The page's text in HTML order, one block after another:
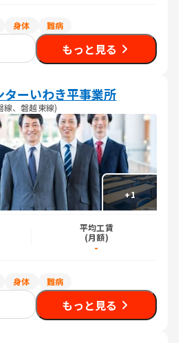
身体 難病
もっと見る
ーいわき平事業所
線、磐越東線)
+1
平均工賃
(月額)
-
身体 難病
もっと見る